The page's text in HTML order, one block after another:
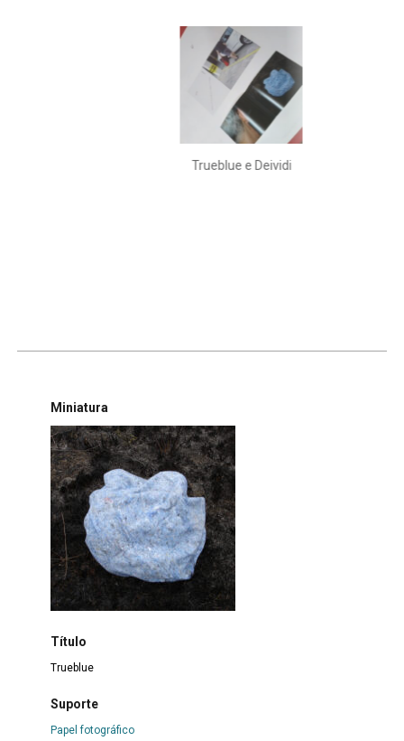
Trueblue e Deividi
Miniatura
Título
Trueblue
Suporte
Papel fotográfico